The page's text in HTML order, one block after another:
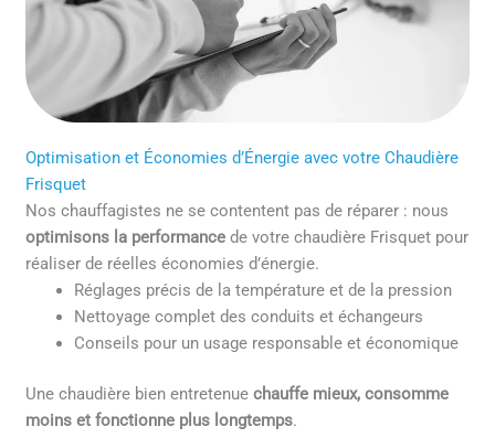
Optimisation et Économies d’Énergie avec votre Chaudière
Frisquet
Nos chauffagistes ne se contentent pas de réparer : nous
optimisons la performance de votre chaudière Frisquet pour
réaliser de réelles économies d’énergie.
Réglages précis de la température et de la pression
Nettoyage complet des conduits et échangeurs
Conseils pour un usage responsable et économique
Une chaudière bien entretenuechauffe mieux, consomme
moins et fonctionne plus longtemps.